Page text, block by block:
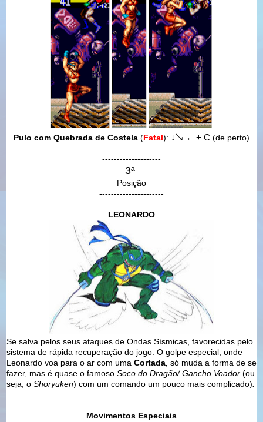
Pulo com Quebrada de Costela (Fatal): ↓↘→ + C (de perto)
--------------------
3ª
Posição
----------------------
LEONARDO
Se salva pelos seus ataques de Ondas Sísmicas, favorecidas pelo
sistema de rápida recuperação do jogo. O golpe especial, onde
Leonardo voa para o ar com uma Cortada só muda a forma de se
fazer, mas é quase o famoso Soco do Dragão/ Gancho Voador (ou
seja, o Shoryuken) com um comando um pouco mais complicado)
Movimentos Especiais